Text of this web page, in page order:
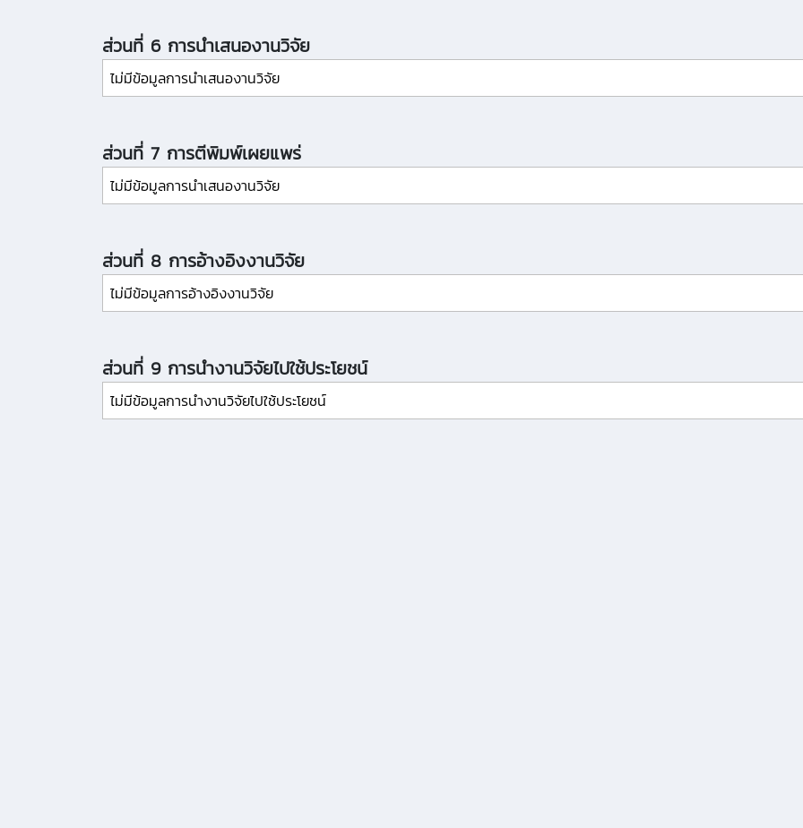
ส่วนที่ 6 การนำเสนองานวิจัย
ไม่มีข้อมูลการนำเสนองานวิจัย
ส่วนที่ 7 การตีพิมพ์เผยแพร่
ไม่มีข้อมูลการนำเสนองานวิจัย
ส่วนที่ 8 การอ้างอิงงานวิจัย
ไม่มีข้อมูลการอ้างอิงงานวิจัย
ส่วนที่ 9 การนำงานวิจัยไปใช้ประโยชน์
ไม่มีข้อมูลการนำงานวิจัยไปใช้ประโยชน์